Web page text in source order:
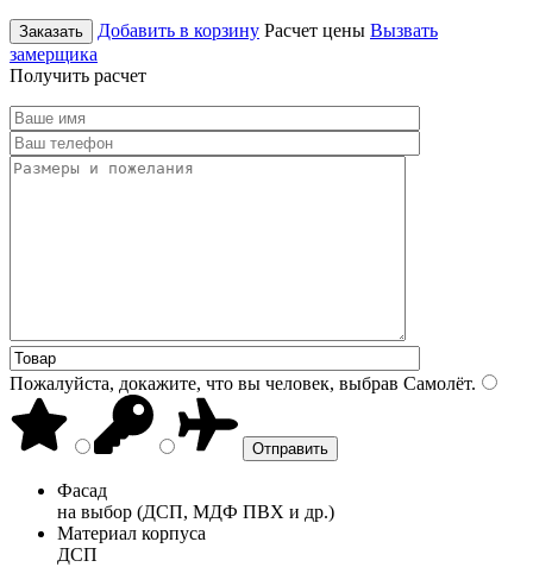
Заказать Добавить в корзину Расчет цены Вызвать
замерщика
Получить расчет
Пожалуйста, докажите, что вы человек, выбрав Самолёт.
Фасад
на выбор (ДСП, МДФ ПВХ и др.)
Материал корпуса
ДСП